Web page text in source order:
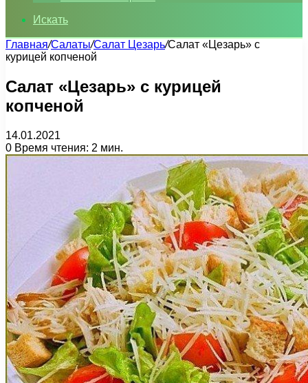
Искать
Главная/Салаты/Салат Цезарь/Салат «Цезарь» с
курицей копченой
Салат «Цезарь» с курицей
копченой
14.01.2021
0 Время чтения: 2 мин.